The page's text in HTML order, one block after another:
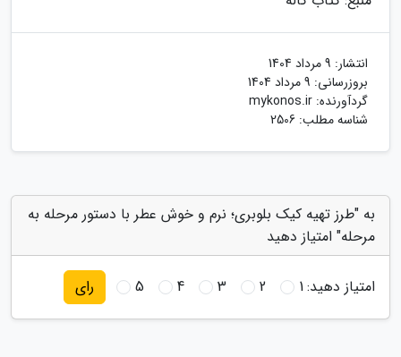
انتشار: 9 مرداد 1404
بروزرسانی: 9 مرداد 1404
گردآورنده: mykonos.ir
شناسه مطلب: 2506
به "طرز تهیه کیک بلوبری؛ نرم و خوش عطر با دستور مرحله به
مرحله" امتیاز دهید
امتیاز دهید:1
2
3
4
5 رای